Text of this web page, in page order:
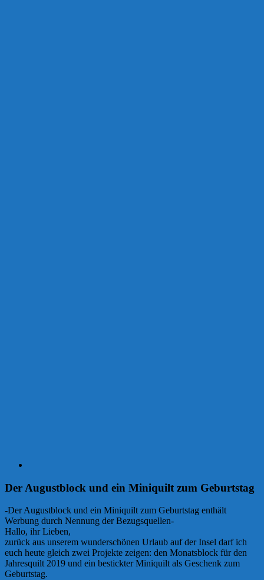
Der Augustblock und ein Miniquilt zum Geburtstag
-Der Augustblock und ein Miniquilt zum Geburtstag enthält
Werbung durch Nennung der Bezugsquellen-
Hallo, ihr Lieben,
zurück aus unserem wunderschönen Urlaub auf der Insel darf ich
euch heute gleich zwei Projekte zeigen: den Monatsblock für den
Jahresquilt 2019 und ein bestickter Miniquilt als Geschenk zum
Geburtstag.